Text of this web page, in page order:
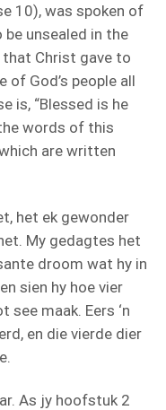
10), was spoken of
unsealed in the
Christ gave to
God’s people all
is, “Blessed is he
words of this
are written
het ek gewonder
My gedagtes het
droom wat hy in
sien hy hoe vier
see maak. Eers ‘n
en die vierde dier
As jy hoofstuk 2